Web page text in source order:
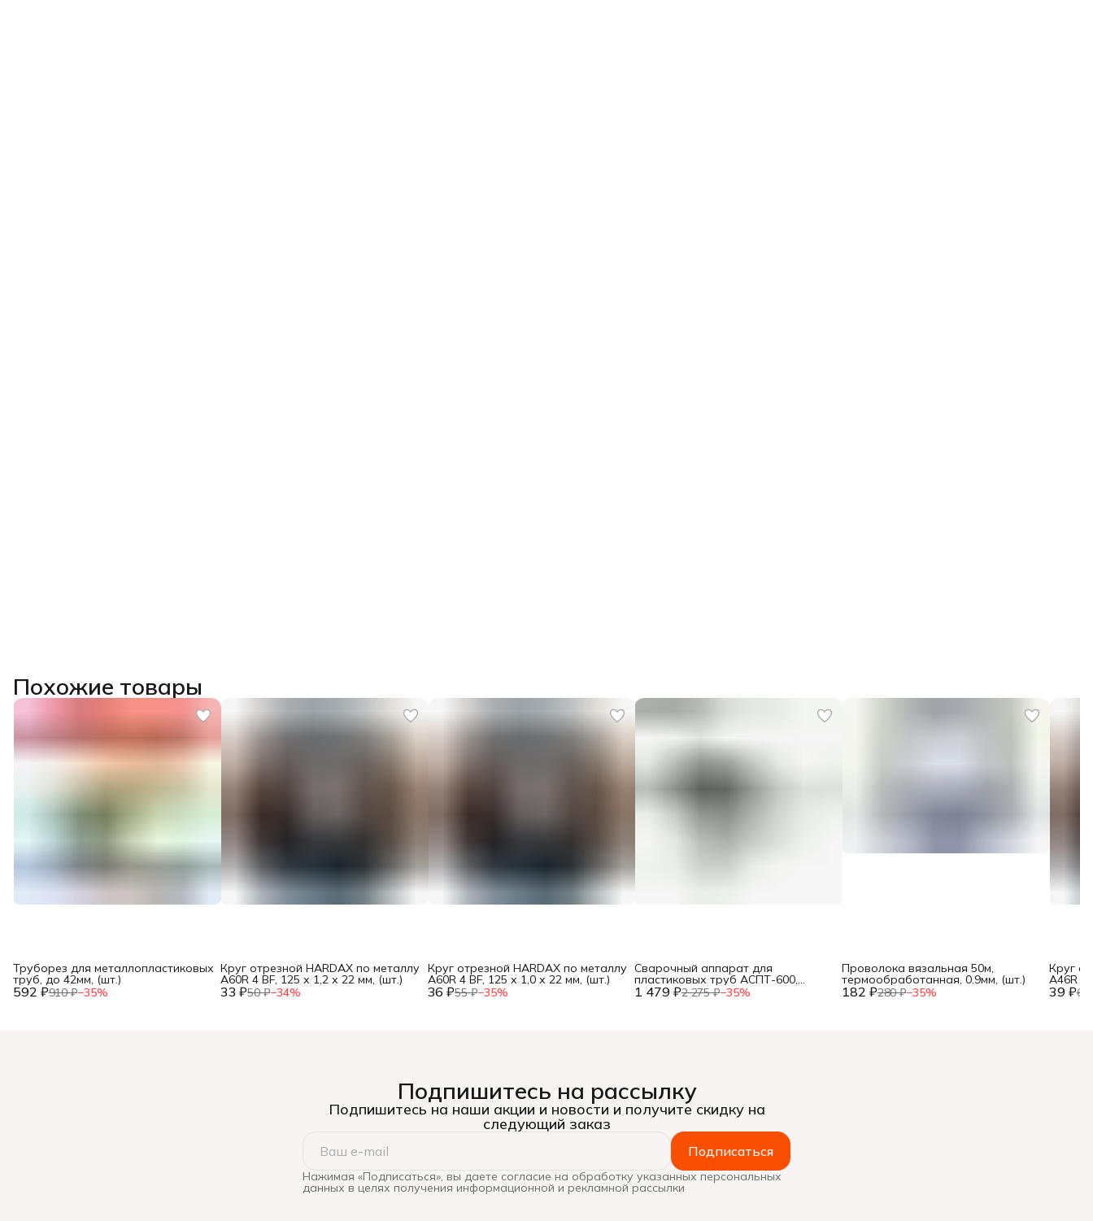
Похожие товары
592 ₽910 ₽−35%
Труборез для металлопластиковых
труб, до 42мм, (шт.)
33 ₽50 ₽−34%
Круг отрезной HARDAX по металлу
A60R 4 BF, 125 х 1,2 х 22 мм, (шт.)
36 ₽55 ₽−35%
Круг отрезной HARDAX по металлу
A60R 4 BF, 125 х 1,0 х 22 мм, (шт.)
1 479 ₽2 275 ₽−35%
Сварочный аппарат для
пластиковых труб АСПТ-600,
600Вт, насадки 20, 25, 32 мм, мет. 182 ₽280 ₽−35%
Проволока вязальная 50м,
термообработанная, 0.9мм, (шт.)
39 ₽60
Круг
A46R 4
Подпишитесь на рассылку
Подпишитесь на наши акции и новости и получите скидку на
следующий заказ
Подписаться
Нажимая «Подписаться», вы даете согласие на обработку указанных персональных
данных в целях получения информационной и рекламной рассылки